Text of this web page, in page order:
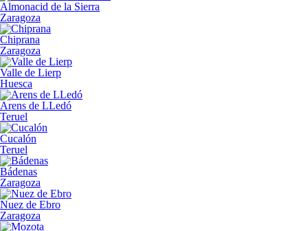
Almonacid de la Sierra
Zaragoza
Chiprana
Zaragoza
Valle de Lierp
Huesca
Arens de LLedó
Teruel
Cucalón
Teruel
Bádenas
Zaragoza
Nuez de Ebro
Zaragoza